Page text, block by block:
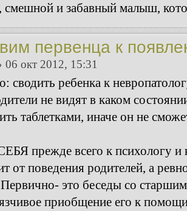
смешной и забавный малыш,
первенца к
06 окт 2012, 15:31
сводить ребенка к
не видят в каком
таблетками, иначе он не
прежде всего к психологу и
от поведения родителей, а
это беседы со
приобщение его к